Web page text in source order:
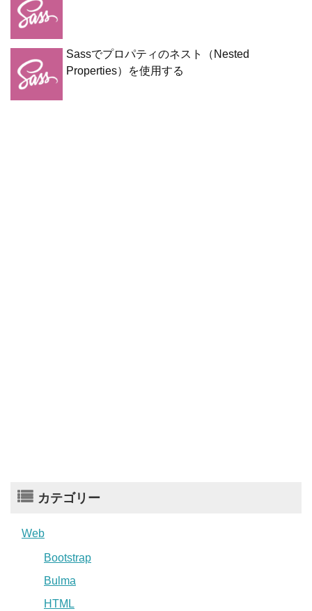
Sassでプロパティのネスト（Nested
Properties）を使用する
カテゴリー
Web
Bootstrap
Bulma
HTML